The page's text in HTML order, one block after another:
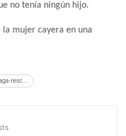
no tenía ningún hijo.
la mujer cayera en una
resc...